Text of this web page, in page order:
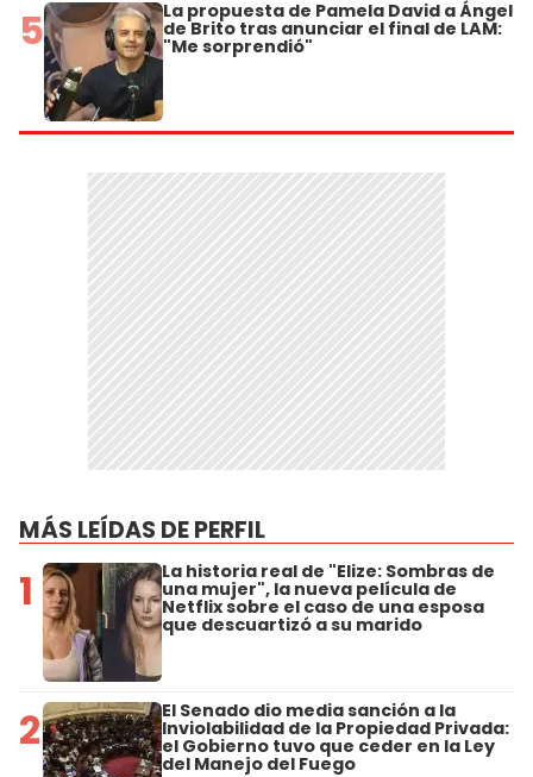
5 La propuesta de Pamela David a Ángel
de Brito tras anunciar el final de LAM:
"Me sorprendió"
MÁS LEÍDAS DE PERFIL
1 La historia real de "Elize: Sombras de
una mujer", la nueva película de
Netflix sobre el caso de una esposa
que descuartizó a su marido
2 El Senado dio media sanción a la
Inviolabilidad de la Propiedad Privada:
el Gobierno tuvo que ceder en la Ley
del Manejo del Fuego